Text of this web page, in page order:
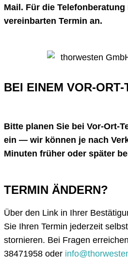
Mail. Für die
vereinbarten Termin an.
BEI EINEM VOR-ORT-
Bitte planen Sie bei Vor-Ort-
ein — wir können je nach
Minuten früher oder später
TERMIN ÄNDERN?
Über den Link in Ihrer
Sie Ihren Termin jederzeit
stornieren. Bei Fragen
38471958 oder